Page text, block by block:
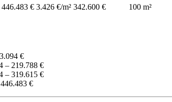
€ 3.426 €/m² 342.600 € 100 m²
€
– 219.788 €
– 319.615 €
€